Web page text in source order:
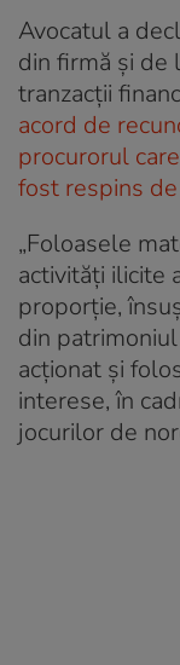
Avocatul a
din firmă și de
tranzacții
acord de
procurorul
fost respins
„Foloasele
activităţi ilicite
proporţie,
din
acţionat şi
interese, în
jocurilor de